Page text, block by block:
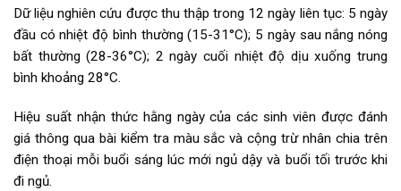
Dữ liệu nghiên cứu được thu thập trong 12 ngày liên tục: 5 ngày
đầu có nhiệt độ bình thường (15-31°C); 5 ngày sau nắng nóng
bất thường (28-36°C); 2 ngày cuối nhiệt độ dịu xuống trung
bình khoảng 28°C.
Hiệu suất nhận thức hằng ngày của các sinh viên được đánh
giá thông qua bài kiểm tra màu sắc và cộng trừ nhân chia trên
điện thoại mỗi buổi sáng lúc mới ngủ dậy và buổi tối trước khi
đi ngủ.